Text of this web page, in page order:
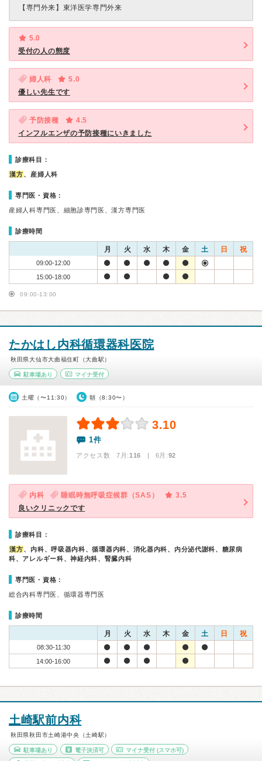
【専門外来】 東洋医学専門外来
5.0
受付の人の態度
婦人科
5.0
優しい先生です
予防接種
4.5
インフルエンザの予防接種にいきました
診療科目：
漢方、産婦人科
専門医・資格：
産婦人科専門医、細胞診専門医、漢方専門医
診療時間
月 火 水 木 金 土 日 祝
09:00-12:00
15:00-18:00
09:00-13:00
たかはし内科循環器科医院
秋田県大仙市大曲福住町（大曲駅）
駐車場あり マイナ受付
土曜（〜11:30） 朝（8:30〜）
3.10
1件
アクセス数 7月:116 | 6月:92
内科 睡眠時無呼吸症候群（SAS）
3.5
良いクリニックです
診療科目：
漢方、内科、呼吸器内科、循環器内科、消化器内科、内分泌代謝科、糖尿病
科、アレルギー科、神経内科、腎臓内科
専門医・資格：
総合内科専門医、循環器専門医
診療時間
月 火 水 木 金 土 日 祝
08:30-11:30
14:00-16:00
土崎駅前内科
秋田県秋田市土崎港中央（土崎駅）
駐車場あり 電子決済可 マイナ受付 (スマホ可)